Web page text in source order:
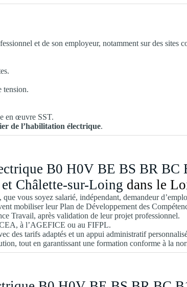
et de son employeur, notamment sur des sites
tension.
en œuvre SST.
de l’habilitation électrique.
B0 H0V BE BS BR BC
Châlette-sur-Loing dans le
vous soyez salarié, indépendant, demandeur
mobiliser leur Plan de Développement des
Travail, après validation de leur projet professionnel.
à l’AGEFICE ou au FIFPL.
des tarifs adaptés et un appui administratif
tout en garantissant une formation conforme à la